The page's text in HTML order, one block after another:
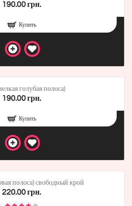
190.00 грн.
Купить
голубая полоса)
190.00 грн.
Купить
полоса) свободный крой
220.00 грн.